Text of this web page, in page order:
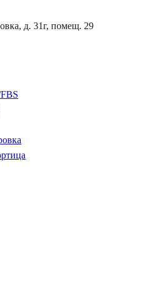
д. 31г, помещ. 29